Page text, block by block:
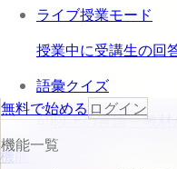
ライブ授業モード
授業中に受講生の回
語彙クイズ
40以上の言語 — 教材
機能プレビュー
無料で始める ログイン
機能一覧